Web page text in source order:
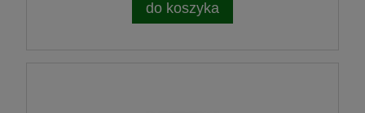
do koszyka